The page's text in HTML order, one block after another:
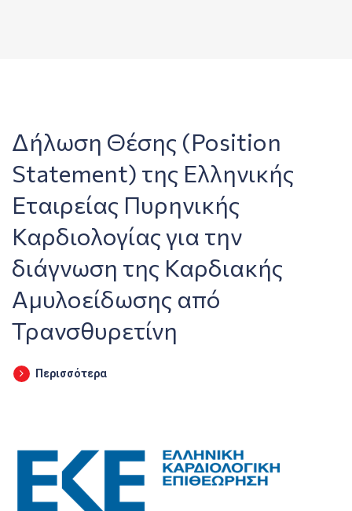
Δήλωση Θέσης (Position
Statement) της Ελληνικής
Εταιρείας Πυρηνικής
Καρδιολογίας για την
διάγνωση της Καρδιακής
Αμυλοείδωσης από
Τρανσθυρετίνη
Περισσότερα